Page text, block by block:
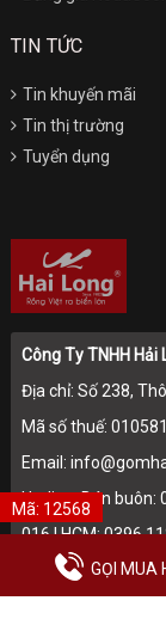
TIN TỨC
Tin khuyến mãi
Tin thị trường
Tuyển dụng
Công Ty TNHH Hải
Địa chỉ: Số 238,
Mã số thuế:
Email:
Hotline: Bán buôn:
016 | HCM: 0396
Điện thoại:
Mã: 12568
GỌI MUA